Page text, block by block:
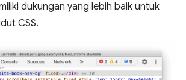
dukungan yang lebih baik untuk
CSS.